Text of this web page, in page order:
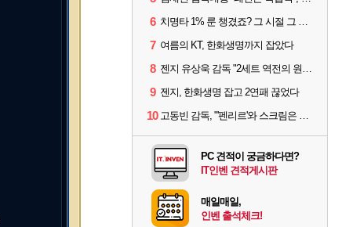
6 치명타 1% 룬 챙겼죠? 그 시절 그 감성 '롤 클래식' 30일 출시
7 여름의 KT, 한화생명까지 잡았다
8 젠지 유상욱 감독 "2세트 역전의 원인...너무 급했다"
9 젠지, 한화생명 잡고 2연패 끊었다
10 고동빈 감독, "'펜리르'와 스크림은 못 해봤다...선발 고정할 듯"
PC 견적이 궁금하다면?
IT인벤 견적게시판
매일매일,
인벤 출석체크!